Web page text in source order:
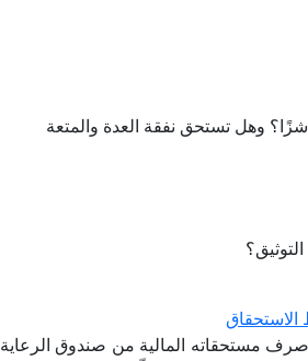
وهل تستحق نفقة العدة والمتعة
الاستحقاق
مستحقاته المالية من صندوق الرعاية